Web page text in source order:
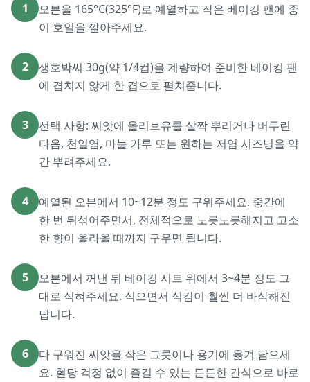
1
오븐을 165°C(325°F)로 예열하고 작은 베이킹 팬에 종
이 호일을 깔아주세요.
2
생호박씨 30g(약 1/4컵)을 계량하여 준비한 베이킹 팬
에 겹치지 않게 한 겹으로 펼쳐줍니다.
3
선택 사항: 씨앗에 올리브유를 살짝 뿌리거나 버무린
다음, 천일염, 마늘 가루 또는 원하는 저염 시즈닝을 약
간 뿌려주세요.
4
예열된 오븐에서 10~12분 정도 구워주세요. 중간에
한 번 뒤섞어주면서, 전체적으로 노릇노릇해지고 고소
한 향이 올라올 때까지 구우면 됩니다.
5
오븐에서 꺼낸 뒤 베이킹 시트 위에서 3~4분 정도 그
대로 식혀주세요. 식으면서 식감이 훨씬 더 바삭해진
답니다.
6
다 구워진 씨앗을 작은 그릇이나 용기에 옮겨 담으세
요. 혈당 걱정 없이 즐길 수 있는 든든한 간식으로 바로